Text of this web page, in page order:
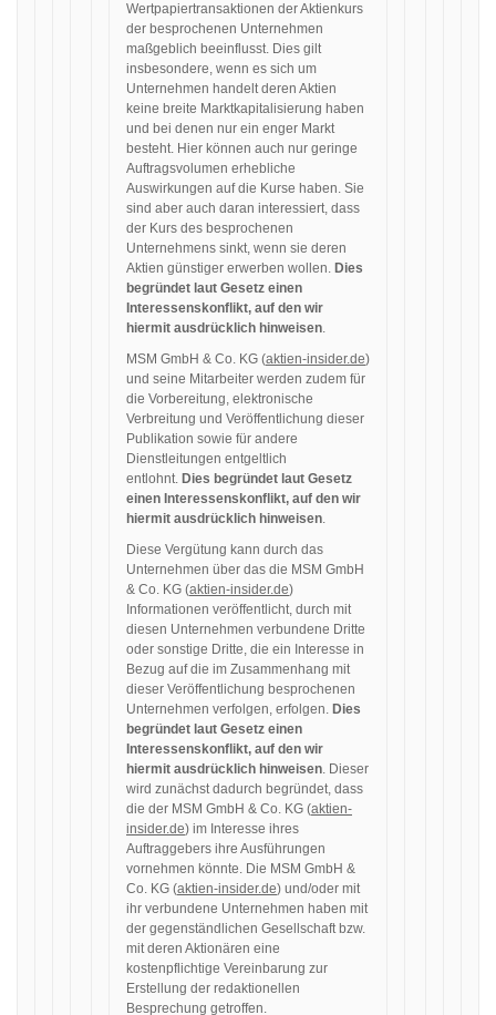
Wertpapiertransaktionen der Aktienkurs
der besprochenen Unternehmen
maßgeblich beeinflusst. Dies gilt
insbesondere, wenn es sich um
Unternehmen handelt deren Aktien
keine breite Marktkapitalisierung haben
und bei denen nur ein enger Markt
besteht. Hier können auch nur geringe
Auftragsvolumen erhebliche
Auswirkungen auf die Kurse haben. Sie
sind aber auch daran interessiert, dass
der Kurs des besprochenen
Unternehmens sinkt, wenn sie deren
Aktien günstiger erwerben wollen. Dies
begründet laut Gesetz einen
Interessenskonflikt, auf den wir
hiermit ausdrücklich hinweisen.
MSM GmbH & Co. KG (aktien-insider.de)
und seine Mitarbeiter werden zudem für
die Vorbereitung, elektronische
Verbreitung und Veröffentlichung dieser
Publikation sowie für andere
Dienstleitungen entgeltlich
entlohnt. Dies begründet laut Gesetz
einen Interessenskonflikt, auf den wir
hiermit ausdrücklich hinweisen.
Diese Vergütung kann durch das
Unternehmen über das die MSM GmbH
& Co. KG (aktien-insider.de)
Informationen veröffentlicht, durch mit
diesen Unternehmen verbundene Dritte
oder sonstige Dritte, die ein Interesse in
Bezug auf die im Zusammenhang mit
dieser Veröffentlichung besprochenen
Unternehmen verfolgen, erfolgen. Dies
begründet laut Gesetz einen
Interessenskonflikt, auf den wir
hiermit ausdrücklich hinweisen. Dieser
wird zunächst dadurch begründet, dass
die der MSM GmbH & Co. KG (aktien-
insider.de) im Interesse ihres
Auftraggebers ihre Ausführungen
vornehmen könnte. Die MSM GmbH &
Co. KG (aktien-insider.de) und/oder mit
ihr verbundene Unternehmen haben mit
der gegenständlichen Gesellschaft bzw.
mit deren Aktionären eine
kostenpflichtige Vereinbarung zur
Erstellung der redaktionellen
Besprechung getroffen.